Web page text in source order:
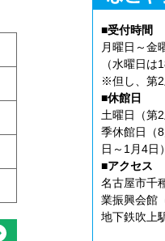
■受付時間
月曜日～金
（水曜日は
※但し、第2
■休館日
土曜日（第
季休館日（
日～1月4日）
■アクセス
名古屋市千
業振興会館
地下鉄吹上